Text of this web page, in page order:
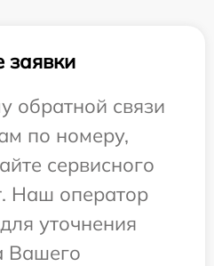
обратной связи
по номеру,
сервисного
Наш оператор
уточнения
Вашего